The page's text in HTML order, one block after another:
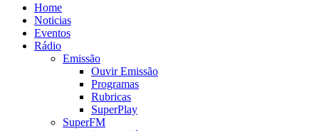
Home
Noticias
Eventos
Rádio
Emissão
Ouvir Emissão
Programas
Rubricas
SuperPlay
SuperFM